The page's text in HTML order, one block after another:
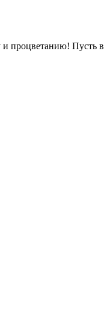
и процветанию! Пусть в